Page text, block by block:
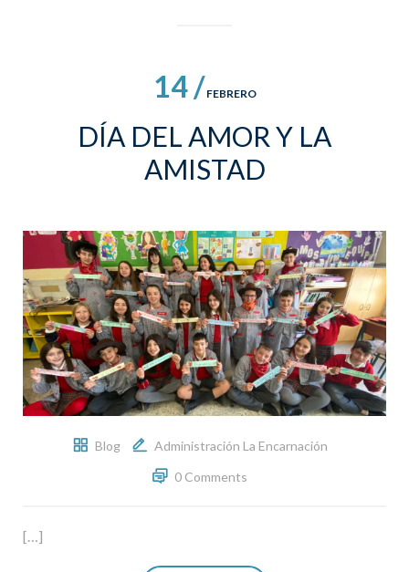
14 / FEBRERO
DÍA DEL AMOR Y LA
AMISTAD
Blog
Administración La Encarnación
0 Comments
[…]